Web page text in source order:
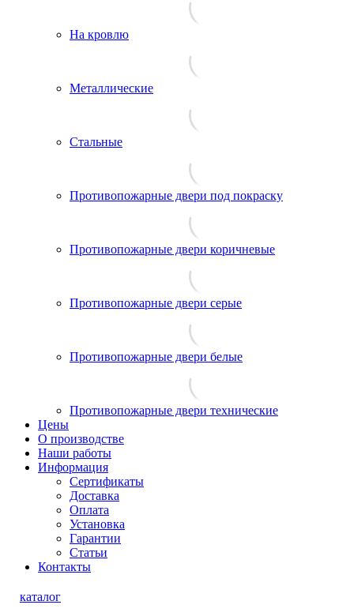
На кровлю
Металлические
Стальные
Противопожарные двери под покраску
Противопожарные двери коричневые
Противопожарные двери серые
Противопожарные двери белые
Противопожарные двери технические
Цены
О производстве
Наши работы
Информация
Сертификаты
Доставка
Оплата
Установка
Гарантии
Статьи
Контакты
каталог